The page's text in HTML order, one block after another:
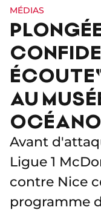
MÉDIAS
AU
Avant
Ligue 1
contre Nice
programme